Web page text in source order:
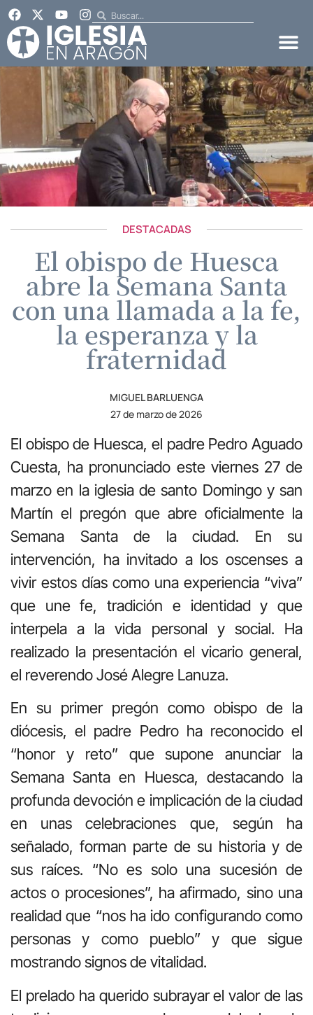
DESTACADAS
El obispo de Huesca
abre la Semana Santa
con una llamada a la fe,
la esperanza y la
fraternidad
MIGUEL BARLUENGA
27 de marzo de 2026
El obispo de Huesca, el padre Pedro Aguado
Cuesta, ha pronunciado este viernes 27 de
marzo en la iglesia de santo Domingo y san
Martín el pregón que abre oficialmente la
Semana Santa de la ciudad. En su
intervención, ha invitado a los oscenses a
vivir estos días como una experiencia “viva”
que une fe, tradición e identidad y que
interpela a la vida personal y social. Ha
realizado la presentación el vicario general,
el reverendo José Alegre Lanuza.
En su primer pregón como obispo de la
diócesis, el padre Pedro ha reconocido el
“honor y reto” que supone anunciar la
Semana Santa en Huesca, destacando la
profunda devoción e implicación de la ciudad
en unas celebraciones que, según ha
señalado, forman parte de su historia y de
sus raíces. “No es solo una sucesión de
actos o procesiones”, ha afirmado, sino una
realidad que “nos ha ido configurando como
personas y como pueblo” y que sigue
mostrando signos de vitalidad.
El prelado ha querido subrayar el valor de las